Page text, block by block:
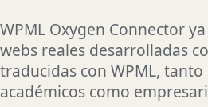
WPML Oxygen Connector
webs reales desarrolladas
traducidas con WPML,
académicos como